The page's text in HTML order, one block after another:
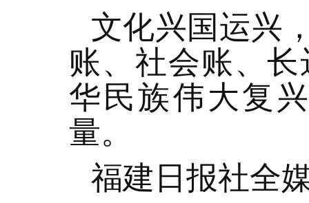
文化兴国运兴
账、社会账、
华民族伟大复
量。
福建日报社全